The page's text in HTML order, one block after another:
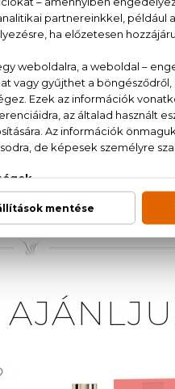
téli vagy őszi
AQUA/WATER/
ALPHA-ISOMETHYL
BENZYL ALCOHOL,